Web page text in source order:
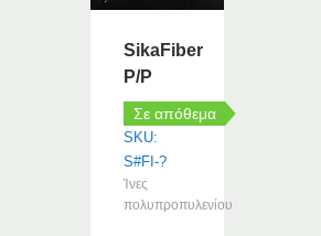
SikaFiber
P/P
Σε απόθεμα
SKU:
S#FI-?
Ίνες
πολυπροπυλενίου